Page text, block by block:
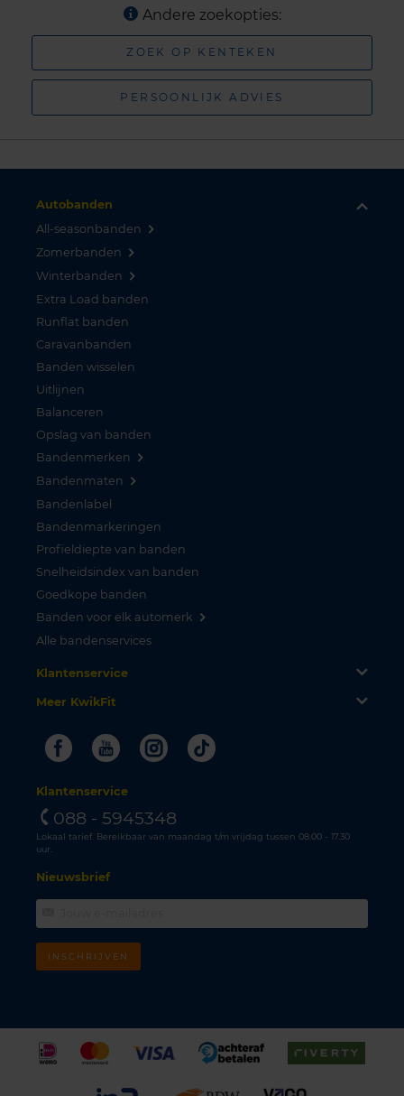
Andere zoekopties:
ZOEK OP KENTEKEN
PERSOONLIJK ADVIES
Autobanden
All-seasonbanden
Zomerbanden
Winterbanden
Extra Load banden
Runflat banden
Caravanbanden
Banden wisselen
Uitlijnen
Balanceren
Opslag van banden
Bandenmerken
Bandenmaten
Bandenlabel
Bandenmarkeringen
Profieldiepte van banden
Snelheidsindex van banden
Goedkope banden
Banden voor elk automerk
Alle bandenservices
Klantenservice
Meer KwikFit
FacebookYoutubeInstagram
Tiktok
Klantenservice
088 - 5945348
Lokaal tarief. Bereikbaar van maandag t/m vrijdag tussen 08.00 - 17.30
uur.
Nieuwsbrief
INSCHRIJVEN